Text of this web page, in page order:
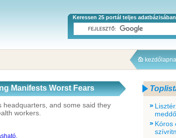
Keressen 25 portál teljes
Manifests Worst Fears
headquarters, and some said they
workers.
Kóros